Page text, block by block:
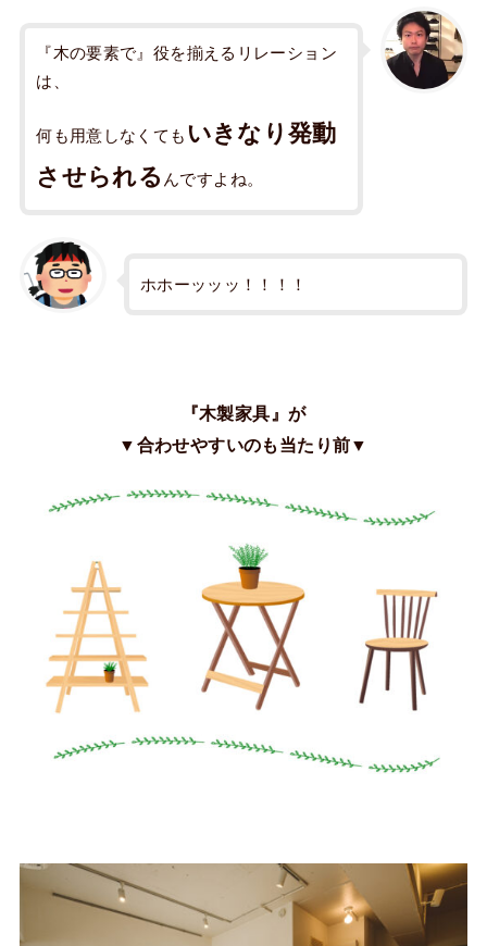
『木の要素で』役を揃えるリレーション
は、
何も用意しなくても いきなり発動
させられる んですよね。
ホホーッッッ！！！！
『木製家具』が
▼合わせやすいのも当たり前▼